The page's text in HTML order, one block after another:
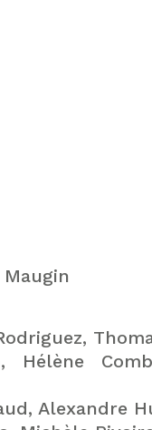
Hélène
Alexandre